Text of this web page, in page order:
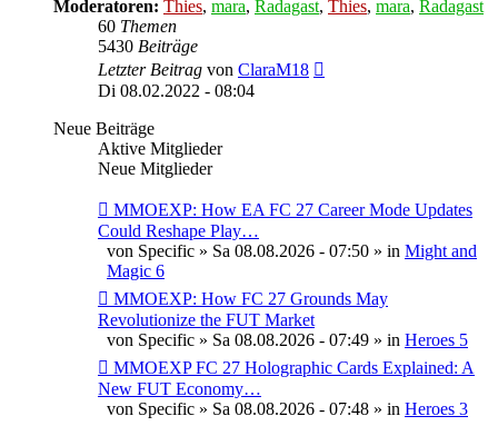
Moderatoren: Thies, mara, Radagast, Thies, mara, Radagast
60 Themen
5430 Beiträge
Letzter Beitrag von ClaraM18
Di 08.02.2022 - 08:04
Neue Beiträge
Aktive Mitglieder
Neue Mitglieder
MMOEXP: How EA FC 27 Career Mode Updates
Could Reshape Play…
von Specific » Sa 08.08.2026 - 07:50 » in Might and
Magic 6
MMOEXP: How FC 27 Grounds May
Revolutionize the FUT Market
von Specific » Sa 08.08.2026 - 07:49 » in Heroes 5
MMOEXP FC 27 Holographic Cards Explained: A
New FUT Economy…
von Specific » Sa 08.08.2026 - 07:48 » in Heroes 3